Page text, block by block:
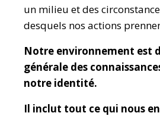
un milieu et des
desquels nos actions
Notre environnement est
générale des
notre identité.
Il inclut tout ce qui nous